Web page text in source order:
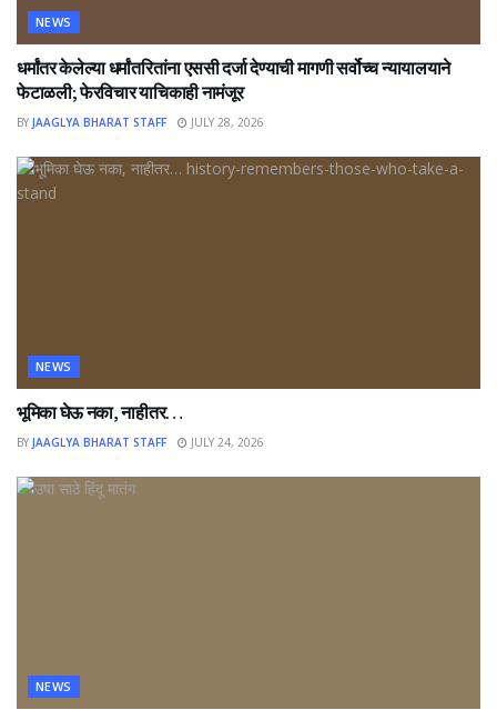
NEWS
धर्मांतर केलेल्या धर्मांतरितांना एससी दर्जा देण्याची मागणी सर्वोच्च न्यायालयाने
फेटाळली; फेरविचार याचिकाही नामंजूर
BY JAAGLYA BHARAT STAFF JULY 28, 2026
NEWS
भूमिका घेऊ नका, नाहीतर…
BY JAAGLYA BHARAT STAFF JULY 24, 2026
NEWS